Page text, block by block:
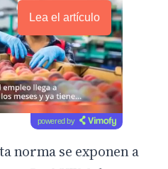
Lea el artículo
powered by
norma se exponen a